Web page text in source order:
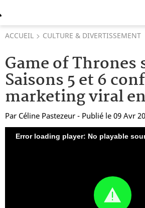
ACCUEIL CULTURE & DIVERTISSEMENT
Game of Thrones
Saisons 5 et 6
marketing viral
Par Céline Pastezeur - Publié le 09 Avr
Error loading player: No playable